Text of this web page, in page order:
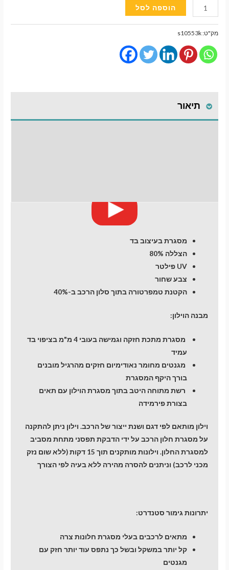
כמות
של
וילונות
מגנטיים
Hyundai
Elantra
הוספה לסל
מק"ט:s10553k
תיאור
מסגרת בעיצוב בד
הצללה 80%
UV פילטר
צבע שחור
הקטנת טמפרטורה בתוך סלון הרכב ב-40%
מבנה הוילון:
מסגרת מתכת חזקה וגמישה בעובי 4 מ"מ בציפוי בד
עמיד
מגנטים מחומר נאודימיום חזקים מהרגיל מובנים
בורך היקף המסגרת
רשת מתוחה היטב בתוך מסגרת הוילון עם תאים
בצורת פירמידה
וילון מותאם לפי דגם ושנת ייצור של הרכב. וילון ניתן להתקנה
על מסגרת חלון הרכב על ידי הדבקת תפסני מתחת מסביב
למסגרת החלון. וילונות מותקנים תוך 15 דקות (ללא שום נזק
מכני לרכב) וניתנים להסרה מהירה ללא בעיה לפי הצורך
יתרונות גימור סטנדרט:
מתאים לרכבים בעלי מסגרת חלונות צרה
קל יותר במשקל ובשל כך נתפס עוד יותר חזק עם
מגנטים